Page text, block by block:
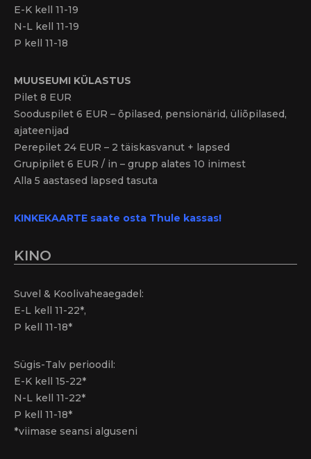
E-K kell 11-19
N-L kell 11-19
P kell 11-18
MUUSEUMI KÜLASTUS
Pilet 8 EUR
Sooduspilet 6 EUR – õpilased, pensionärid, üliõpilased,
ajateenijad
Perepilet 24 EUR – 2 täiskasvanut + lapsed
Grupipilet 6 EUR / in – grupp alates 10 inimest
Alla 5 aastased lapsed tasuta
KINKEKAARTE saate osta Thule kassas!
KINO
Suvel & Koolivaheaegadel:
E-L kell 11-22*,
P kell 11-18*
Sügis-Talv perioodil:
E-K kell 15-22*
N-L kell 11-22*
P kell 11-18*
*viimase seansi alguseni